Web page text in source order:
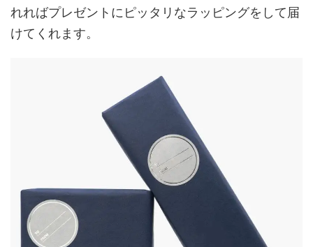
れればプレゼントにピッタリなラッピングをして届
けてくれます。